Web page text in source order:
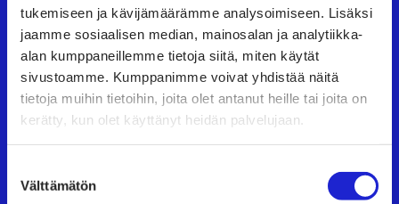
tukemiseen ja kävijämäärämme analysoimiseen. Lisäksi
jaamme sosiaalisen median, mainosalan ja analytiikka-
alan kumppaneillemme tietoja siitä, miten käytät
sivustoamme. Kumppanimme voivat yhdistää näitä
tietoja muihin tietoihin, joita olet antanut heille tai joita on
kerätty, kun olet käyttänyt heidän palvelujaan.
valinta
Välttämätön
Suomen Tekstiili & Muoti ry
Suomen Tekstiili & Muoti ry on tekstiili-, vaate- ja
muotialan yritysten etujärjestö, joka tarjoaa
asiantuntijapalveluita, koulutusta ja tapahtumia.